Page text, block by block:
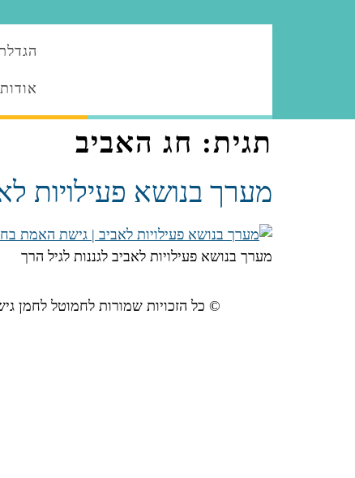
תגית: חג האביב
מערך בנושא פעילויות
מערך בנושא פעילויות לאביב לגננות לגיל הרך
© כל הזכויות שמורות לחמוטל לחמן גישת